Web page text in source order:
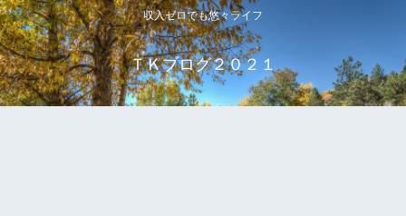
収入ゼロでも悠々ライフ
ＴＫブログ２０２１